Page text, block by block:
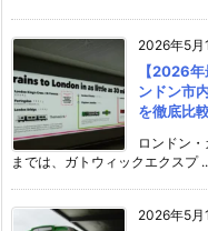
2026年5月
【2026
ンドン市
を徹底比
ロンドン
までは、ガトウィックエクスプ
2026年5月